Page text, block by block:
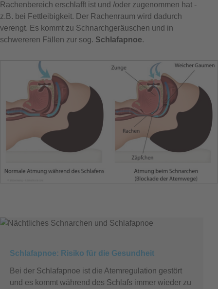
Rachenbereich erschlafft ist und /oder zugenommen hat -
z.B. bei Fettleibigkeit. Der Rachenraum wird dadurch
verengt. Es kommt zu Schnarchgeräuschen und in
schwereren Fällen zur sog. Schlafapnoe.
Schlafapnoe: Risiko für die Gesundheit
Bei der Schlafapnoe ist die Atemregulation gestört
und es kommt während des Schlafs immer wieder zu